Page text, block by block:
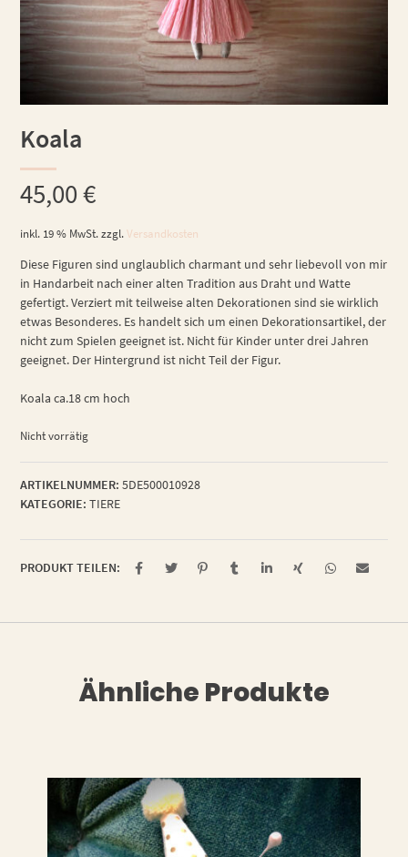
Koala
45,00€
inkl. 19 % MwSt. zzgl.Versandkosten
Diese Figuren sind unglaublich charmant und sehr liebevoll von mir
in Handarbeit nach einer alten Tradition aus Draht und Watte
gefertigt. Verziert mit teilweise alten Dekorationen sind sie wirklich
etwas Besonderes. Es handelt sich um einen Dekorationsartikel, der
nicht zum Spielen geeignet ist. Nicht für Kinder unter drei Jahren
geeignet. Der Hintergrund ist nicht Teil der Figur.
Koala ca.18 cm hoch
Nicht vorrätig
ARTIKELNUMMER: 5DE500010928
KATEGORIE: TIERE
PRODUKT TEILEN:
Ähnliche Produkte